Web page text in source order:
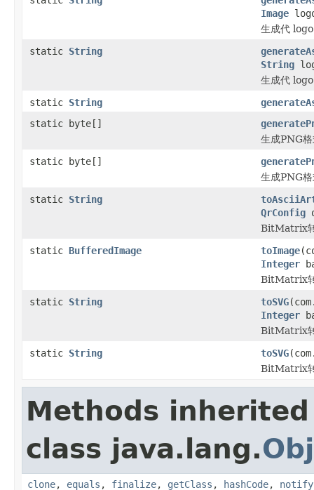
Image
生成代
static String
String
生成代
static String
static byte[]
生成PNG
static byte[]
生成PNG
static String
QrConfig
BitMatrix
static BufferedImage toImage
Integer
BitMatrix
static String toSVG
Integer
BitMatrix
static String toSVG
BitMatrix
Methods
class java.lang.
clone, equals , finalize, getClass , hashCode, notify